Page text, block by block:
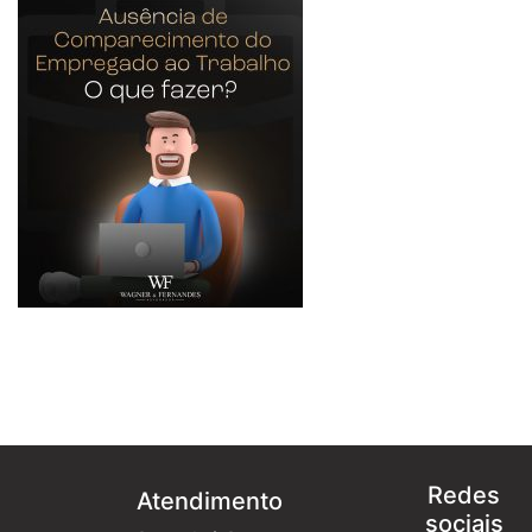
Atendimento
Redes
sociais